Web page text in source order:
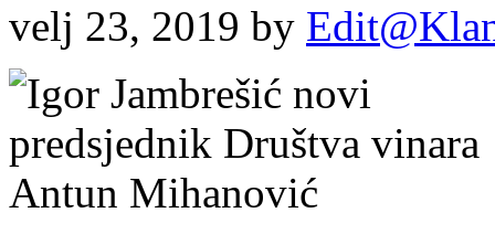
velj 23, 2019 by